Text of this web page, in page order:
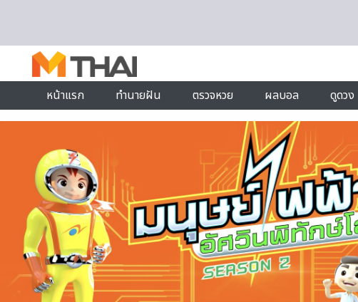
หน้าแรก
ทำนายฝัน ตรวจหวย ผลบอล ดูดวง